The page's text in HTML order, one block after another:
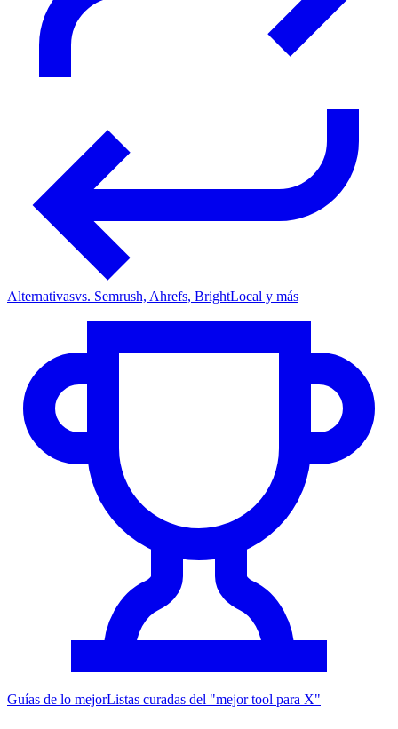
Alternativasvs. Semrush, Ahrefs, BrightLocal y más
Guías de lo mejorListas curadas del "mejor tool para X"